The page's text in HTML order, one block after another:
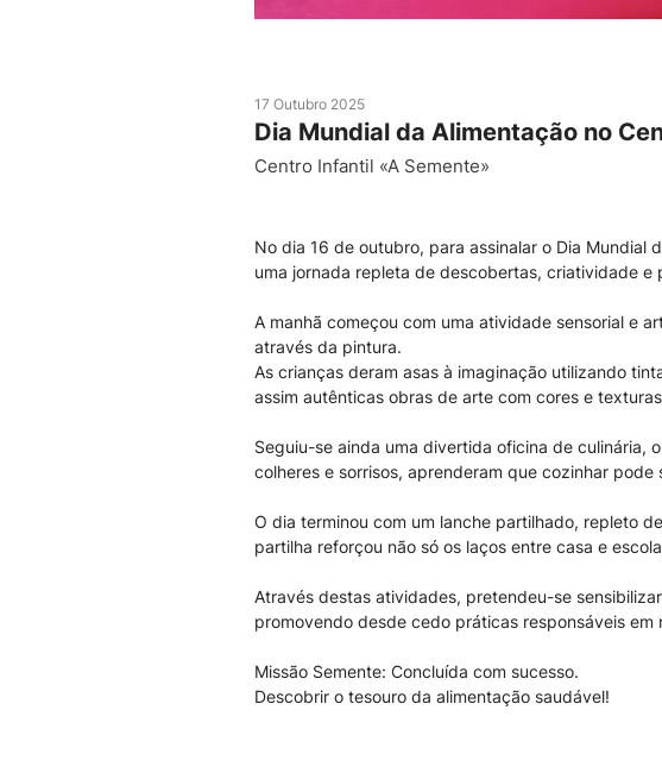
17 Outubro 2025
Dia Mundial da Alimentação no
Centro Infantil «A Semente»
No dia 16 de outubro, para assinalar o Dia Mundial
uma jornada repleta de descobertas, criatividade
A manhã começou com uma atividade sensorial e
através da pintura.
As crianças deram asas à imaginação utilizando
assim autênticas obras de arte com cores e
Seguiu-se ainda uma divertida oficina de culinária,
colheres e sorrisos, aprenderam que cozinhar
O dia terminou com um lanche partilhado, repleto
partilha reforçou não só os laços entre casa e
Através destas atividades, pretendeu-se
promovendo desde cedo práticas responsáveis em
Missão Semente: Concluída com sucesso.
Descobrir o tesouro da alimentação saudável!